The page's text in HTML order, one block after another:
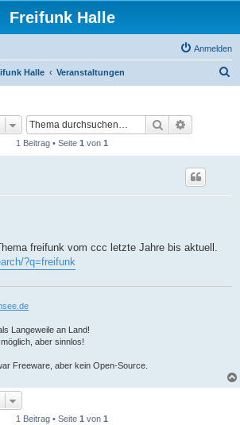
Freifunk Halle
Anmelden
Halle Veranstaltungen
Suche
1 Beitrag • Seite 1 von 1
freifunk vom ccc letzte Jahre bis aktuell.
?q=freifunk
Langeweile an Land!
aber sinnlos!
Freeware, aber kein Open-Source.
1 Beitrag • Seite 1 von 1